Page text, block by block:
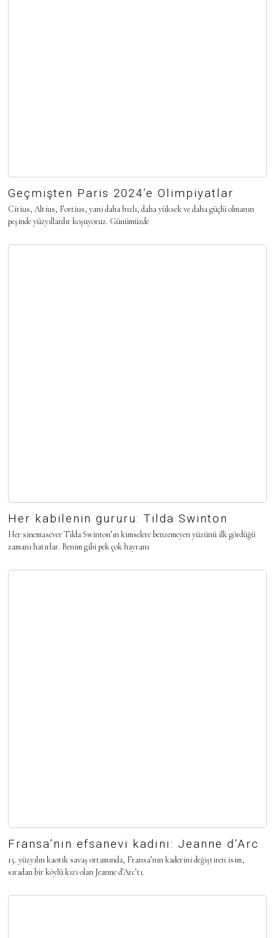
Geçmişten Paris 2024’e Olimpiyatlar
Citius, Altius, Fortius, yani daha hızlı, daha yüksek ve daha güçlü olmanın
peşinde yüzyıllardır koşuyoruz. Günümüzde
Her kabilenin gururu: Tilda Swinton
Her sinemasever Tilda Swinton’ın kimselere benzemeyen yüzünü ilk gördüğü
zamanı hatırlar. Benim gibi pek çok hayranı
Fransa’nın efsanevi kadını: Jeanne d’Arc
15. yüzyılın kaotik savaş ortamında, Fransa’nın kaderini değiştiren isim,
sıradan bir köylü kızı olan Jeanne d’Arc’tı.